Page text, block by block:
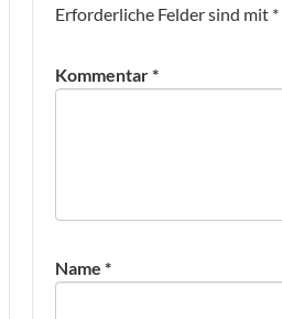
Erforderliche Felder sind mit *
Kommentar*
Name *